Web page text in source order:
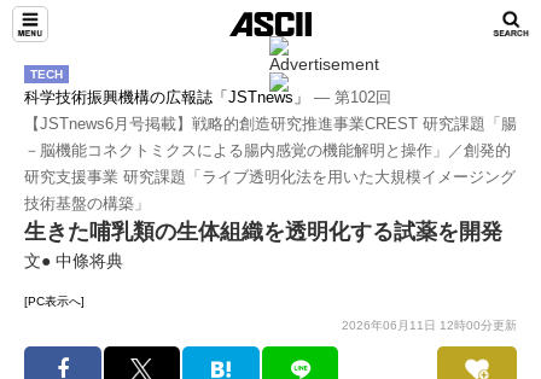
TECH
科学技術振興機構の広報誌「JSTnews」 ― 第102回
【JSTnews6月号掲載】戦略的創造研究推進事業CREST 研究課題「腸
－脳機能コネクトミクスによる腸内感覚の機能解明と操作」／創発的
研究支援事業 研究課題「ライブ透明化法を用いた大規模イメージング
技術基盤の構築」
生きた哺乳類の生体組織を透明化する試薬を開発
文● 中條将典
[PC表示へ]
2026年06月11日 12時00分更新